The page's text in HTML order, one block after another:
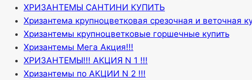
ХРИЗАНТЕМЫ САНТИНИ КУПИТЬ
Хризантема крупноцветковая срезочная и веточная
Хризантемы крупноцветковые горшечные купить
Хризантемы Мега Акция!!!
ХРИЗАНТЕМЫ!!! АКЦИЯ N 1 !!!
Хризантемы по АКЦИИ N 2 !!!